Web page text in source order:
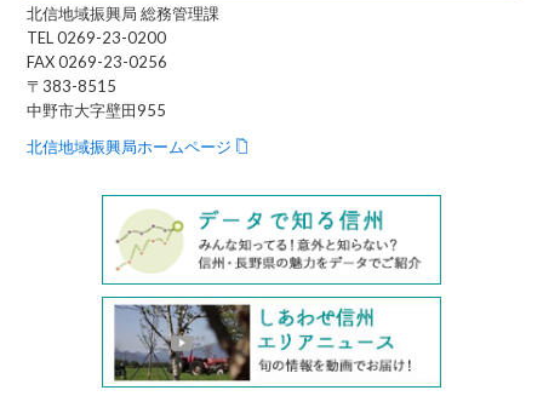
北信地域振興局 総務管理課
TEL 0269-23-0200
FAX 0269-23-0256
〒383-8515
中野市大字壁田955
北信地域振興局ホームページ